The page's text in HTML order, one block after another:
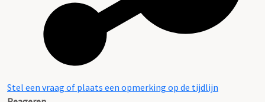
Stel een vraag of plaats een opmerking op de tijdlijn